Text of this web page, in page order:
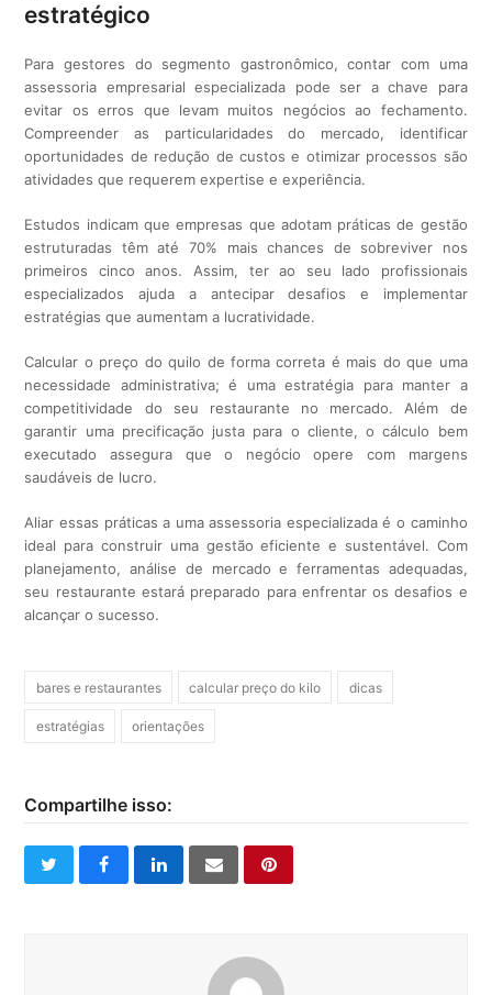
estratégico
Para gestores do segmento gastronômico, contar com uma
assessoria empresarial especializada pode ser a chave para
evitar os erros que levam muitos negócios ao fechamento.
Compreender as particularidades do mercado, identificar
oportunidades de redução de custos e otimizar processos são
atividades que requerem expertise e experiência.
Estudos indicam que empresas que adotam práticas de gestão
estruturadas têm até 70% mais chances de sobreviver nos
primeiros cinco anos. Assim, ter ao seu lado profissionais
especializados ajuda a antecipar desafios e implementar
estratégias que aumentam a lucratividade.
Calcular o preço do quilo de forma correta é mais do que uma
necessidade administrativa; é uma estratégia para manter a
competitividade do seu restaurante no mercado. Além de
garantir uma precificação justa para o cliente, o cálculo bem
executado assegura que o negócio opere com margens
saudáveis de lucro.
Aliar essas práticas a uma assessoria especializada é o caminho
ideal para construir uma gestão eficiente e sustentável. Com
planejamento, análise de mercado e ferramentas adequadas,
seu restaurante estará preparado para enfrentar os desafios e
alcançar o sucesso.
bares e restaurantes calcular preço do kilo dicas
estratégias orientações
Compartilhe isso:
twitterfacebooklinkedinemail pinterest